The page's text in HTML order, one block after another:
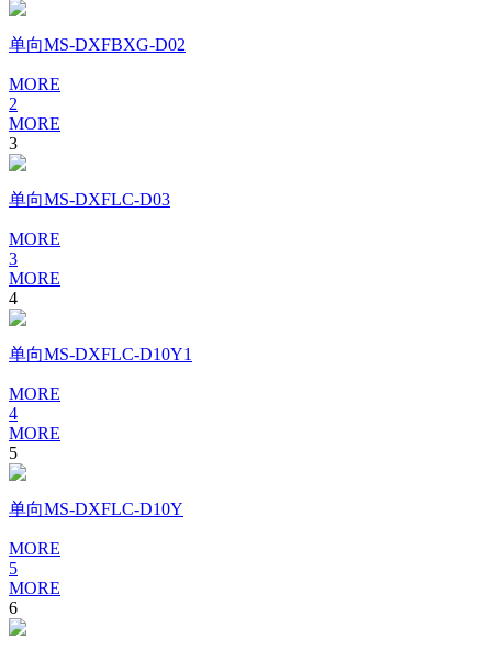
单向MS-DXFBXG-D02
MORE
2
MORE
3
单向MS-DXFLC-D03
MORE
3
MORE
4
单向MS-DXFLC-D10Y1
MORE
4
MORE
5
单向MS-DXFLC-D10Y
MORE
5
MORE
6